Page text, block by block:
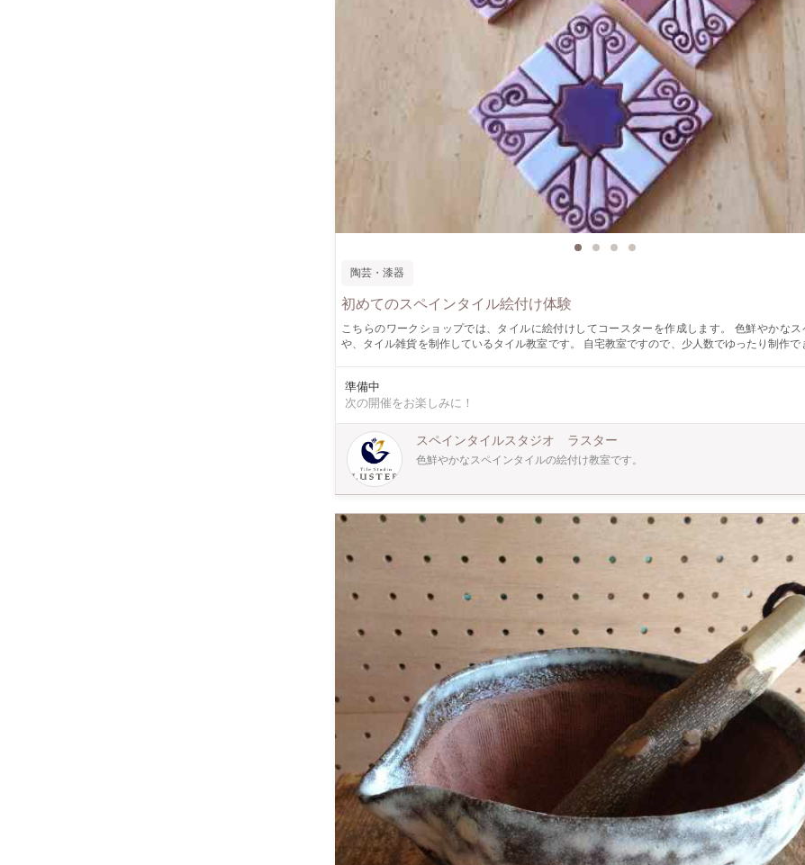
陶芸・漆器
初めてのスペインタイル絵付け体験
こちらのワークショップでは、タイルに絵付けしてコースターを作成します。 色鮮やかなスペインタイル
や、タイル雑貨を制作しているタイル教室です。 自宅教室ですので、少人数でゆったり制作で
ルコースターを作る事ができます。 一度お預かりして、1000℃の高温で焼成します。 すると、
かでぷっくりとした仕上がりになります。 コースターは、プレゼントにも最適です。 また、一
さい！ 注:焼成後は作品の受け取りは、とりに来ていただくか、有料で宅配かお選びいただきま
準備中
次の開催をお楽しみに！
スペインタイルスタジオ ラスター
色鮮やかなスペインタイルの絵付け教室です。